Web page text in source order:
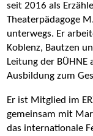
seit 2016 als
Theaterpädagoge
unterwegs. Er
Koblenz, Bautzen
Leitung der
Ausbildung zum
Er ist Mitglied im
gemeinsam mit
das internationale